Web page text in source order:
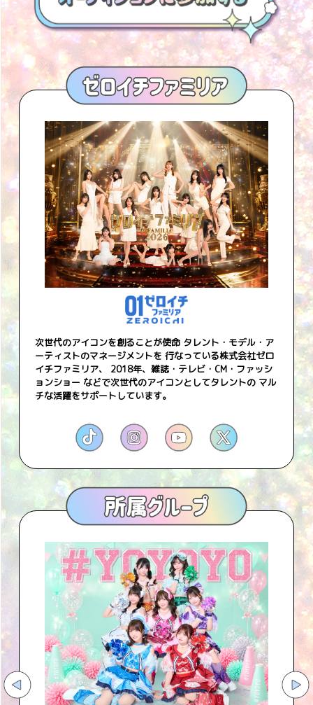
次世代のアイコンを創ることが使命 タレント・モデル・ア
ーティストのマネージメントを 行なっている株式会社ゼロ
イチファミリア、 2018年、雑誌・テレビ・CM・ファッシ
ョンショー などで次世代のアイコンとしてタレントの マル
チな活躍をサポートしています。